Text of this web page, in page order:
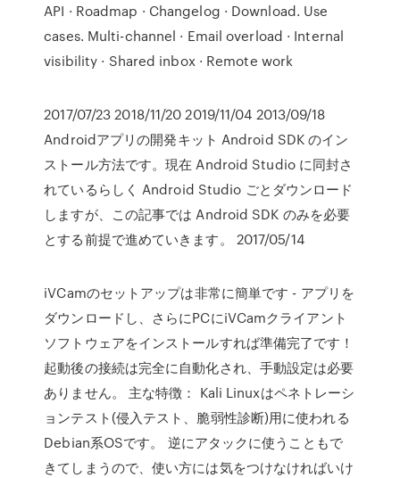
API · Roadmap · Changelog · Download. Use
cases. Multi-channel · Email overload · Internal
visibility · Shared inbox · Remote work
2017/07/23 2018/11/20 2019/11/04 2013/09/18
Androidアプリの開発キット Android SDK のイン
ストール方法です。現在 Android Studio に同封さ
れているらしく Android Studio ごとダウンロード
しますが、この記事では Android SDK のみを必要
とする前提で進めていきます。 2017/05/14
iVCamのセットアップは非常に簡単です - アプリを
ダウンロードし、さらにPCにiVCamクライアント
ソフトウェアをインストールすれば準備完了です！
起動後の接続は完全に自動化され、手動設定は必要
ありません。 主な特徴： Kali Linuxはペネトレーシ
ョンテスト(侵入テスト、脆弱性診断)用に使われる
Debian系OSです。 逆にアタックに使うこともで
きてしまうので、使い方には気をつけなければいけ